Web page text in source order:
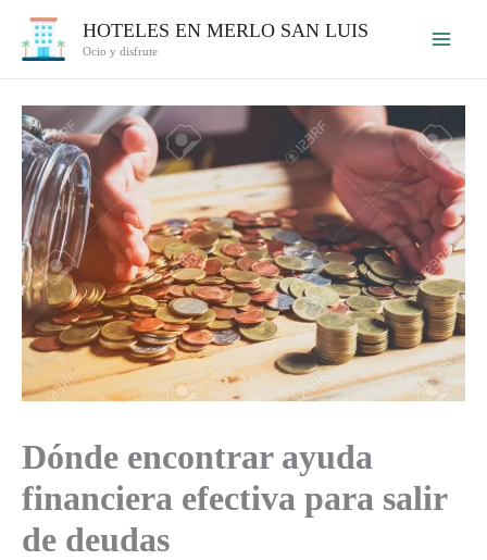
HOTELES EN MERLO SAN LUIS
Ocio y disfrute
Dónde encontrar ayuda
financiera efectiva para salir
de deudas